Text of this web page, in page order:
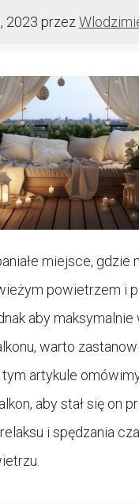
2023 przez
miejsce, gdzie
powietrzem i
aby
warto
artykule
aby stał się on
i spędzania